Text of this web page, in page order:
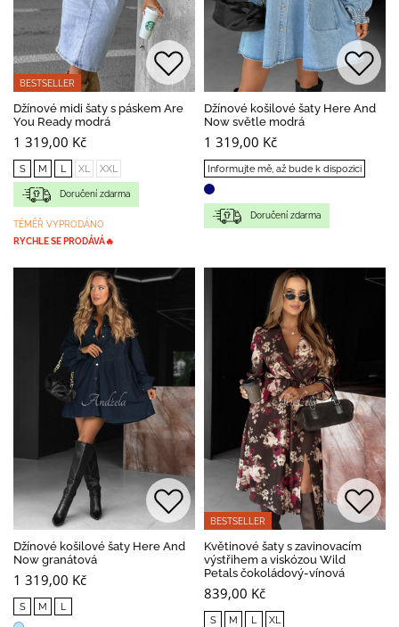
BESTSELLER
Džínové midi šaty s páskem Are
You Ready modrá
1 319,00 Kč
S M L XL XXL
Doručení zdarma
TÉMĚŘ VYPRODÁNO
RYCHLE SE PRODÁVÁ🔥
Džínové košilové šaty Here And
Now světle modrá
1 319,00 Kč
Informujte mě, až bude k dispozici
Doručení zdarma
Džínové košilové šaty Here And
Now granátová
1 319,00 Kč
S M L
BESTSELLER
Květinové šaty s zavinovacím
výstřihem a viskózou Wild
Petals čokoládový-vínová
839,00 Kč
S M L XL